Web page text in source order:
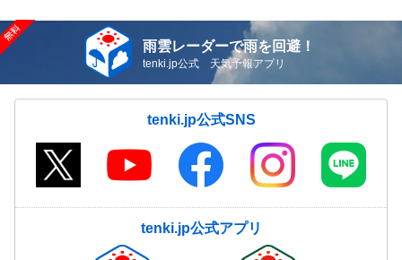
雨雲レーダーで雨を回避！
tenki.jp公式 天気予報アプリ
tenki.jp公式SNS
tenki.jp公式アプリ